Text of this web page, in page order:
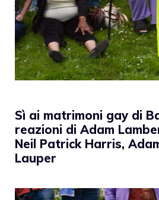
Sì ai matrimoni gay di
reazioni di Adam
Neil Patrick Harris,
Lauper